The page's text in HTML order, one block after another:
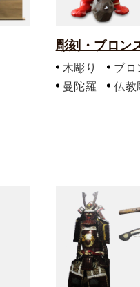
彫刻・ブロン
木彫り ブロ
曼陀羅
仏教